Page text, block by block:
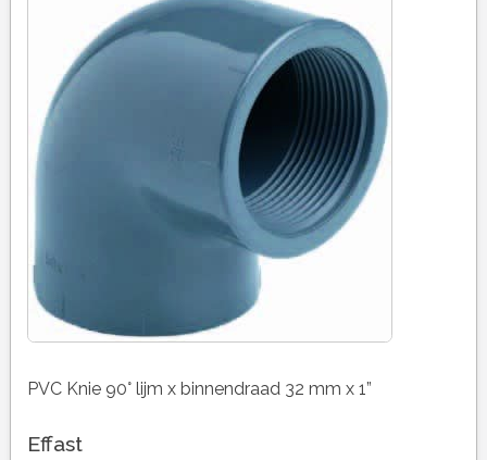
PVC Knie 90° lijm x binnendraad 32 mm x 1”
Effast